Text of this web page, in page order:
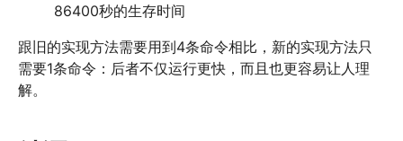
86400秒的生存时间
跟旧的实现方法需要用到4条命令相比，新的实现方法只
需要1条命令：后者不仅运行更快，而且也更容易让人理
解。